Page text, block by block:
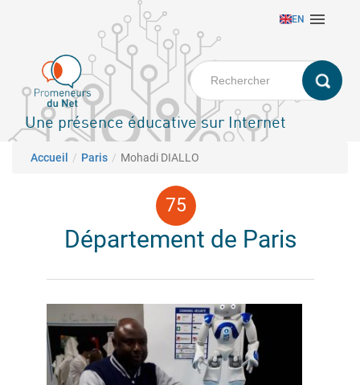
principal
EN 
Une présence éducative sur Internet
Fil d'Ariane
Accueil Paris Mohadi DIALLO
Département de Paris